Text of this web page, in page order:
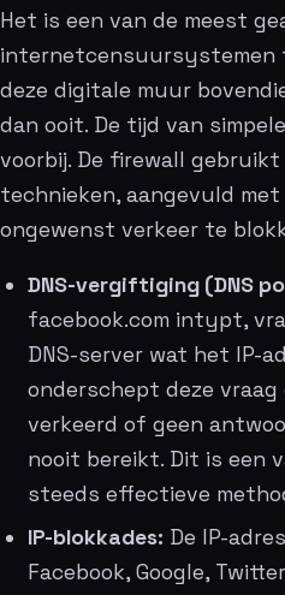
Het is een van de meest
internetcensuursystemen
deze digitale muur
dan ooit. De tijd van
voorbij. De firewall
technieken, aangevuld met
ongewenst verkeer te
DNS-vergiftiging (DNS
facebook.com intypt,
DNS-server wat het IP-
onderschept deze
verkeerd of geen
nooit bereikt. Dit is een
steeds effectieve
IP-blokkades: De IP-
Facebook, Google,